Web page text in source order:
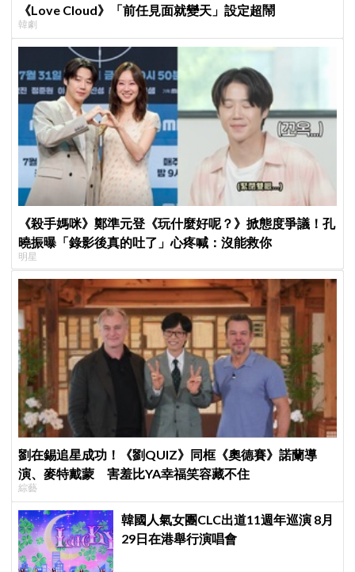
《Love Cloud》「前任見面就變天」設定超鬧
韓劇
《殺手媽咪》鄭準元登《玩什麼好呢？》掀態度爭議！孔
曉振曝「錄影後真的吐了」心疼喊：沒能救你
明星
劉在錫追星成功！《劉QUIZ》同框《奧德賽》諾蘭導
演、麥特戴蒙 害羞比YA幸福笑容藏不住
綜藝
韓國人氣女團CLC出道11週年巡演 8月
29日在港舉行演唱會